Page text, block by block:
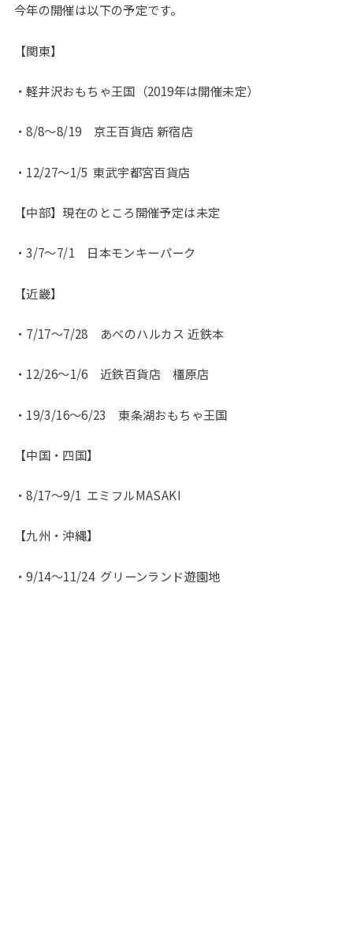
今年の開催は以下の予定です。
【関東】
・軽井沢おもちゃ王国（2019年は開催未定）
・8/8〜8/19 京王百貨店 新宿店
・12/27〜1/5 東武宇都宮百貨店
【中部】現在のところ開催予定は未定
・3/7〜7/1 日本モンキーパーク
【近畿】
・7/17〜7/28 あべのハルカス 近鉄本
・12/26〜1/6 近鉄百貨店 橿原店
・19/3/16〜6/23 東条湖おもちゃ王国
【中国・四国】
・8/17〜9/1 エミフルMASAKI
【九州・沖縄】
・9/14〜11/24 グリーンランド遊園地